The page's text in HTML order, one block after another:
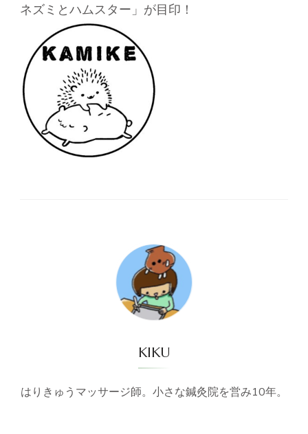
ネズミとハムスター」が目印！
KIKU
はりきゅうマッサージ師。小さな鍼灸院を営み10年。